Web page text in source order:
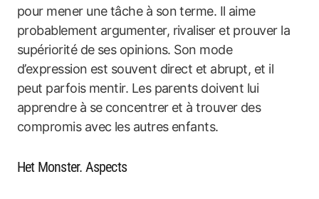
pour mener une tâche à son terme. Il aime
probablement argumenter, rivaliser et prouver la
supériorité de ses opinions. Son mode
d’expression est souvent direct et abrupt, et il
peut parfois mentir. Les parents doivent lui
apprendre à se concentrer et à trouver des
compromis avec les autres enfants.
Het Monster. Aspects